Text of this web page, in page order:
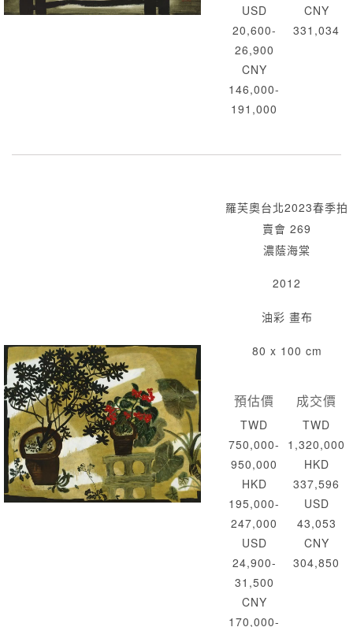
USD
20,600-
26,900
CNY
146,000-
191,000
CNY
331,034
羅芙奧台北2023春季拍
賣會 269
濃蔭海棠
2012
油彩 畫布
80 x 100 cm
預估價
TWD
750,000-
950,000
HKD
195,000-
247,000
USD
24,900-
31,500
CNY
170,000-
成交價
TWD
1,320,000
HKD
337,596
USD
43,053
CNY
304,850